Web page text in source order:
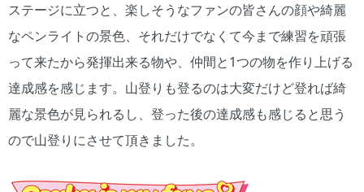
ステージに立つと、楽しそうなファンの皆さんの顔や綺麗
なペンライトの景色、それだけでなくて今まで練習を頑張
って来たから発揮出来る物や、仲間と1つの物を作り上げる
達成感を感じます。山登りも登るのは大変だけど登れば綺
麗な景色が見られるし、登った後の達成感も感じると思う
ので山登りにさせて頂きました。